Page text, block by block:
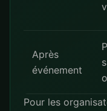
Après
événement
Pour les